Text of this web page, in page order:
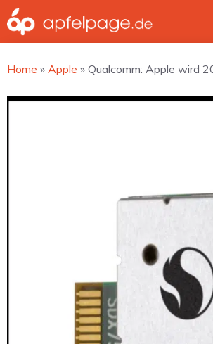
Zum
Inhalt
springen
Home » Apple » Qualcomm: Apple wird